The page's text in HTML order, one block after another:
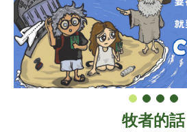
牧者的話